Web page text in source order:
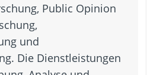
Public Opinion
und
Die Dienstleistungen